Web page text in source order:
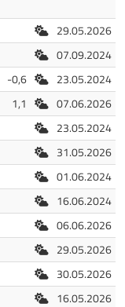
Freiluft
29.05.2026
Freiluft
07.09.2024
-0,6 Freiluft
23.05.2024
1,1 Freiluft
07.06.2026
Freiluft
23.05.2024
Freiluft
31.05.2026
Freiluft
01.06.2024
Freiluft
16.06.2024
Freiluft
06.06.2026
Freiluft
29.05.2026
Freiluft
30.05.2026
Freiluft
16.05.2026